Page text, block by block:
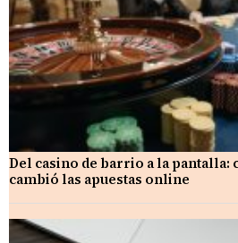
Del casino de barrio a la pantalla:
cambió las apuestas online